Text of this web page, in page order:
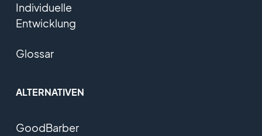
Individuelle
Entwicklung
Glossar
ALTERNATIVEN
GoodBarber